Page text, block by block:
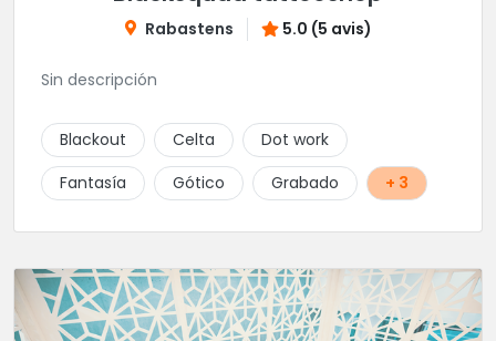
Rabastens 5.0 (5 avis)
Sin descripción
Blackout Celta
Dot work
Fantasía
Gótico Grabado + 3